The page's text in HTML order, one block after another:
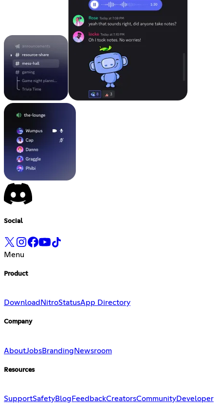
Social
Menu
Product
Download NitroStatusApp Directory
Company
AboutJobsBranding Newsroom
Resources
SupportSafetyBlog FeedbackCreatorsCommunityDeveloper